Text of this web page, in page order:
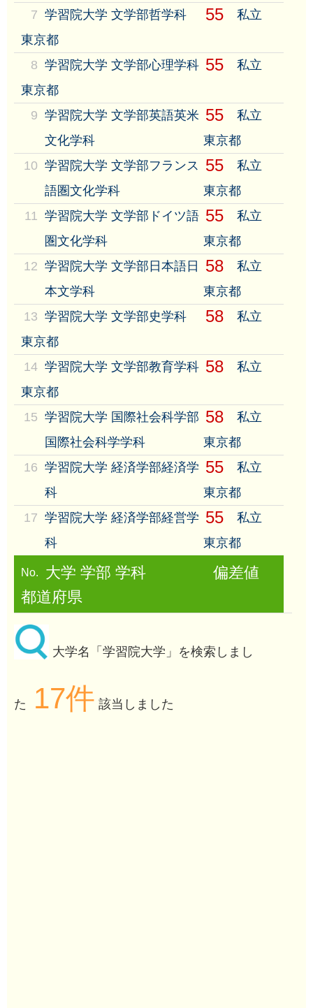
7 学習院大学 文学部哲学科 55
私立
東京都
8 学習院大学 文学部心理学科 55
私立
東京都
9 学習院大学 文学部英語英米
文化学科
55
私立
東京都
10 学習院大学 文学部フランス
語圏文化学科
55
私立
東京都
11
学習院大学 文学部ドイツ語
圏文化学科
55
私立
東京都
12 学習院大学 文学部日本語日
本文学科
58
私立
東京都
13 学習院大学 文学部史学科 58
私立
東京都
14 学習院大学 文学部教育学科 58
私立
東京都
15 学習院大学 国際社会科学部
国際社会科学学科
58
私立
東京都
16 学習院大学 経済学部経済学
科
55
私立
東京都
17 学習院大学 経済学部経営学
科
55
私立
東京都
No. 大学 学部 学科
偏差値
都道府県
大学名「学習院大学」を検索しまし
た 17件 該当しました